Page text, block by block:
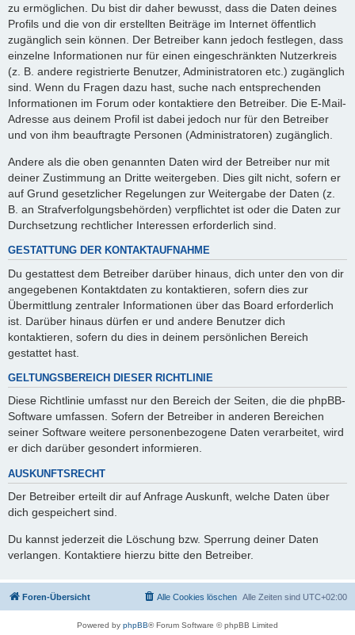
zu ermöglichen. Du bist dir daher bewusst, dass die Daten deines
Profils und die von dir erstellten Beiträge im Internet öffentlich
zugänglich sein können. Der Betreiber kann jedoch festlegen, dass
einzelne Informationen nur für einen eingeschränkten Nutzerkreis
(z. B. andere registrierte Benutzer, Administratoren etc.) zugänglich
sind. Wenn du Fragen dazu hast, suche nach entsprechenden
Informationen im Forum oder kontaktiere den Betreiber. Die E-Mail-
Adresse aus deinem Profil ist dabei jedoch nur für den Betreiber
und von ihm beauftragte Personen (Administratoren) zugänglich.
Andere als die oben genannten Daten wird der Betreiber nur mit
deiner Zustimmung an Dritte weitergeben. Dies gilt nicht, sofern er
auf Grund gesetzlicher Regelungen zur Weitergabe der Daten (z.
B. an Strafverfolgungsbehörden) verpflichtet ist oder die Daten zur
Durchsetzung rechtlicher Interessen erforderlich sind.
GESTATTUNG DER KONTAKTAUFNAHME
Du gestattest dem Betreiber darüber hinaus, dich unter den von dir
angegebenen Kontaktdaten zu kontaktieren, sofern dies zur
Übermittlung zentraler Informationen über das Board erforderlich
ist. Darüber hinaus dürfen er und andere Benutzer dich
kontaktieren, sofern du dies in deinem persönlichen Bereich
gestattet hast.
GELTUNGSBEREICH DIESER RICHTLINIE
Diese Richtlinie umfasst nur den Bereich der Seiten, die die phpBB-
Software umfassen. Sofern der Betreiber in anderen Bereichen
seiner Software weitere personenbezogene Daten verarbeitet, wird
er dich darüber gesondert informieren.
AUSKUNFTSRECHT
Der Betreiber erteilt dir auf Anfrage Auskunft, welche Daten über
dich gespeichert sind.
Du kannst jederzeit die Löschung bzw. Sperrung deiner Daten
verlangen. Kontaktiere hierzu bitte den Betreiber.
Foren-Übersicht Alle Zeiten sind UTC+02:00
Alle Cookies löschen
Powered by phpBB® Forum Software © phpBB Limited